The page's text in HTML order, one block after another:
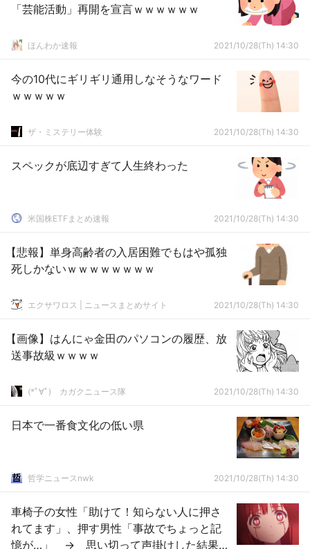
「芸能活動」再開を宣言ｗｗｗｗｗｗ
ほんわか速報 2021/10/28(Th) 14:30
今の10代にギリギリ通用しなそうなワード
ｗｗｗｗｗ
ザ・ミステリー体験 2021/10/28(Th) 14:30
スペックが底辺すぎて人生終わった
米国株ETFまとめ速報 2021/10/28(Th) 14:30
【悲報】単身高齢者の入居困難でもはや孤独
死しかないｗｗｗｗｗｗｗｗ
エクサワロス | ニュースまとめサイト 2021/10/28(Th) 14:30
【画像】はんにゃ金田のパソコンの履歴、放
送事故級ｗｗｗｗ
(*ﾟ∀ﾟ)ゞカガクニュース隊 2021/10/28(Th) 14:30
日本で一番食文化の低い県
哲学ニュースnwk 2021/10/28(Th) 14:30
車椅子の女性「助けて！知らない人に押さ
れてます」、押す男性「事故でちょっと記
憶が…」 → 思い切って声掛けした結果、